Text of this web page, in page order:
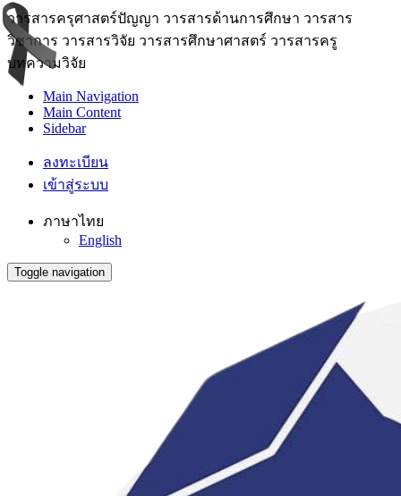
วารสารครุศาสตร์ปัญญา วารสารด้านการศึกษา วารสาร
วิชาการ วารสารวิจัย วารสารศึกษาศาสตร์ วารสารครู
บทความวิจัย
Main Navigation
Main Content
Sidebar
ลงทะเบียน
เข้าสู่ระบบ
ภาษาไทย
English
Toggle navigation